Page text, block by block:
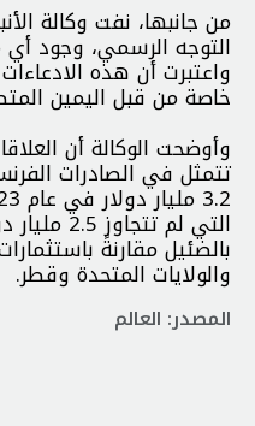
من جانبها، نفت وكالة
التوجه الرسمي، وجود أي
واعتبرت أن هذه
خاصة من قبل اليمين
وأوضحت الوكالة أن
تتمثل في الصادرات
التي لم
بالضئيل مقارنةً
والولايات المتحدة وقطر.
المصدر: العالم